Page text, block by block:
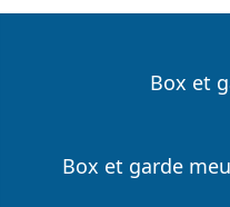
Box et
Box et garde